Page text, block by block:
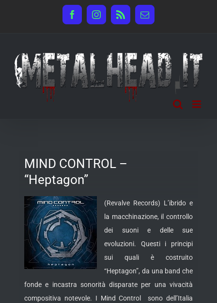
FacebookInstagram
Rss Email
MIND CONTROL –
“Heptagon”
(Revalve Records) L’ibrido e
la macchinazione, il controllo
dei suoni e delle sue
evoluzioni. Questi i principi
sui quali è costruito
“Heptagon”, da una band che
fonde e incastra sonorità disparate per una vivacità
compositiva notevole. I Mind Control sono dell’Italia